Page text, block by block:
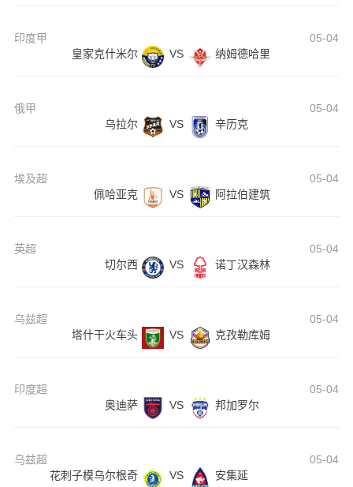
印度甲
05-04
皇家克什米尔
VS 纳姆德哈里
俄甲
05-04
乌拉尔
VS 辛历克
埃及超
05-04
佩哈亚克
VS 阿拉伯建筑
英超
05-04
切尔西
VS 诺丁汉森林
乌兹超
05-04
塔什干火车头
VS 克孜勒库姆
印度超
05-04
奥迪萨
VS 邦加罗尔
乌兹超
05-04
花刺子模乌尔根奇
VS 安集延